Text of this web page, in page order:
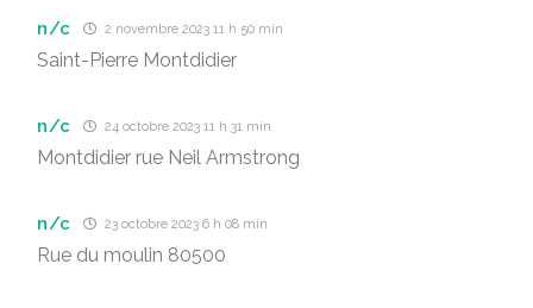
n/c 2 novembre 2023 11 h 50 min
Saint-Pierre Montdidier
n/c 24 octobre 2023 11 h 31 min
Montdidier rue Neil Armstrong
n/c 23 octobre 2023 6 h 08 min
Rue du moulin 80500